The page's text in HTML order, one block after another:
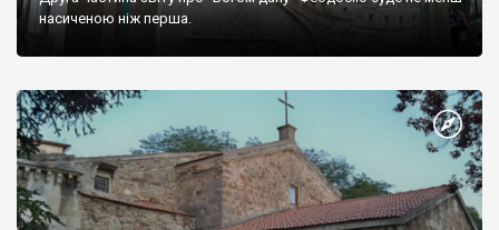
насиченою ніж перша.